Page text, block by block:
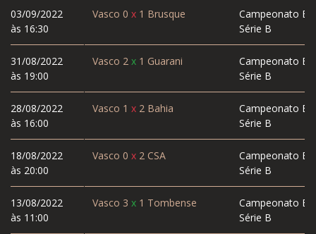
03/09/2022
às 16:30
31/08/2022
às 19:00
28/08/2022
às 16:00
18/08/2022
às 20:00
13/08/2022
às 11:00
Vasco 0 x 1 Brusque
Campeonato
Série B
Vasco 2 x 1 Guarani
Campeonato
Série B
Vasco 1 x 2Bahia
Campeonato
Série B
Vasco 0 x 2CSA
Campeonato
Série B
Vasco 3 x 1 Tombense
Campeonato
Série B